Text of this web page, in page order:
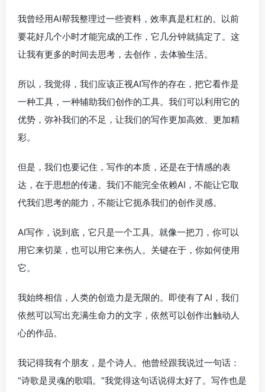
我曾经用AI帮我整理过一些资料，效率真是杠杠的。以前
要花好几个小时才能完成的工作，它几分钟就搞定了。这
让我有更多的时间去思考，去创作，去体验生活。
所以，我觉得，我们应该正视AI写作的存在，把它看作是
一种工具，一种辅助我们创作的工具。我们可以利用它的
优势，弥补我们的不足，让我们的写作更加高效、更加精
彩。
但是，我们也要记住，写作的本质，还是在于情感的表
达，在于思想的传递。我们不能完全依赖AI，不能让它取
代我们思考的能力，不能让它扼杀我们的创作灵感。
AI写作，说到底，它只是一个工具。就像一把刀，你可以
用它来切菜，也可以用它来伤人。关键在于，你如何使用
它。
我始终相信，人类的创造力是无限的。即使有了AI，我们
依然可以写出充满生命力的文字，依然可以创作出触动人
心的作品。
我记得我有个朋友，是个诗人。他曾经跟我说过一句话：
“诗歌是灵魂的歌唱。”我觉得这句话说得太好了。写作也是